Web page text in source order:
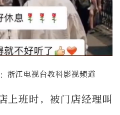
浙江电视台教科影视频道
上班时，被门店经理叫